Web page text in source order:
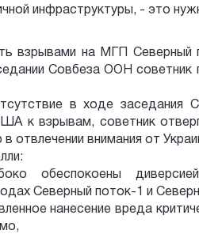
инфраструктуры, - это
взрывами на МГП Северный
Совбеза ООН
в ходе заседания
к взрывам, советник
отвлечении внимания от
обеспокоены
Северный поток-1 и
нанесение вреда